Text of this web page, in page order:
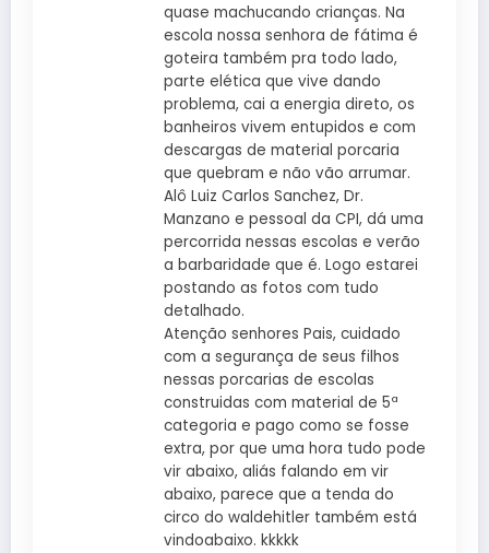
quase machucando crianças. Na
escola nossa senhora de fátima é
goteira também pra todo lado,
parte elética que vive dando
problema, cai a energia direto, os
banheiros vivem entupidos e com
descargas de material porcaria
que quebram e não vão arrumar.
Alô Luiz Carlos Sanchez, Dr.
Manzano e pessoal da CPI, dá uma
percorrida nessas escolas e verão
a barbaridade que é. Logo estarei
postando as fotos com tudo
detalhado.
Atenção senhores Pais, cuidado
com a segurança de seus filhos
nessas porcarias de escolas
construidas com material de 5ª
categoria e pago como se fosse
extra, por que uma hora tudo pode
vir abaixo, aliás falando em vir
abaixo, parece que a tenda do
circo do waldehitler também está
vindoabaixo. kkkkk